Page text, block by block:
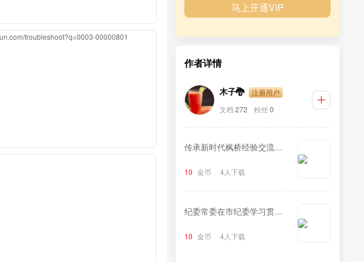
troubleshoot?q=0003-00000801
马上开通VIP
作者详情
木子🐉
注册用户
文档 272 粉丝 0
传承新时代枫桥经验交流发
10 金币 4人下载
纪委常委在市纪委学习贯彻
施条例》研讨交流会上的发
10 金币 4人下载